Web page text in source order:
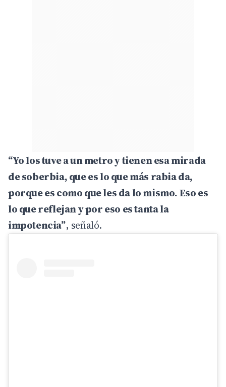
“Yo los tuve a un metro y tienen esa mirada
de soberbia, que es lo que más rabia da,
porque es como que les da lo mismo. Eso es
lo que reflejan y por eso es tanta la
impotencia”, señaló.